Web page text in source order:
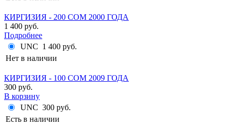
КИРГИЗИЯ - 200 СОМ 2000 ГОДА
1 400 руб.
Подробнее
UNC 1 400 руб.
Нет в наличии
КИРГИЗИЯ - 100 СОМ 2009 ГОДА
300 руб.
В корзину
UNC 300 руб.
Есть в наличии